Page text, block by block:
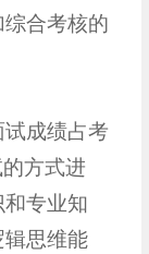
合考核的
成绩占考
方式进
专业知
思维能